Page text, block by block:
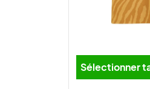
Sélectionner